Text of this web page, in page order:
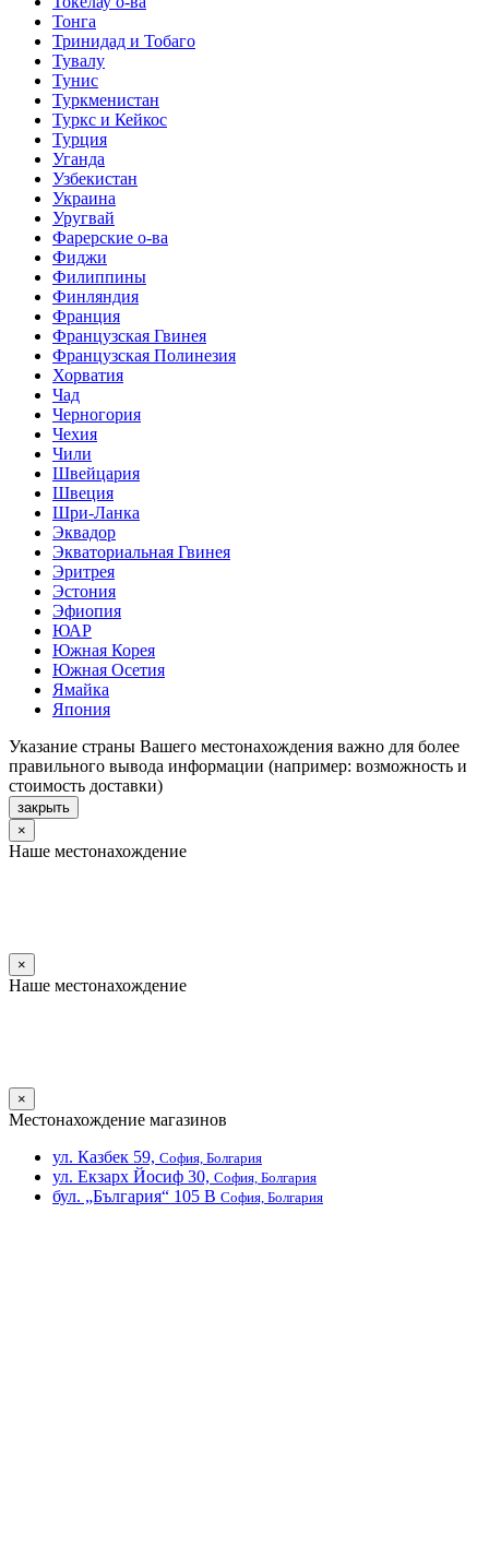
Тонга
Тринидад и Тобаго
Тувалу
Тунис
Туркменистан
Туркс и Кейкос
Турция
Уганда
Узбекистан
Украина
Уругвай
Фарерские о-ва
Фиджи
Филиппины
Финляндия
Франция
Французская Гвинея
Французская Полинезия
Хорватия
Чад
Черногория
Чехия
Чили
Швейцария
Швеция
Шри-Ланка
Эквадор
Экваториальная Гвинея
Эритрея
Эстония
Эфиопия
ЮАР
Южная Корея
Южная Осетия
Ямайка
Япония
Указание страны Вашего местонахождения важно для более
правильного вывода информации (например: возможность и
стоимость доставки)
закрыть
×
Наше местонахождение
×
Наше местонахождение
×
Местонахождение магазинов
ул. Казбек 59, София, Болгария
ул. Екзарх Йосиф 30, София, Болгария
бул. „България“ 105 В София, Болгария